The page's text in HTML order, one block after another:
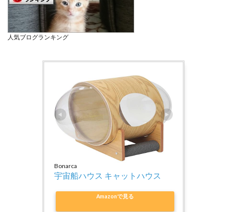
人気ブログランキング
Bonarca
宇宙船ハウス キャットハウス
Amazonで見る